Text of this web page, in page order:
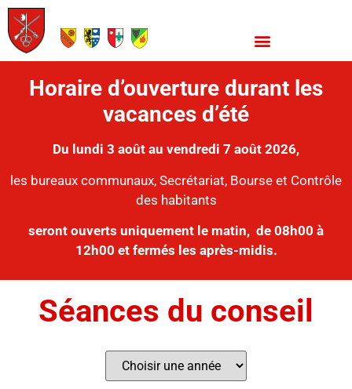
Horaire d’ouverture durant les
vacances d’été
Du lundi 3 août au vendredi 7 août 2026,
les bureaux communaux, Secrétariat, Bourse et Contrôle
des habitants
seront ouverts uniquement le matin, de 08h00 à
12h00 et fermés les après-midis.
Séances du conseil